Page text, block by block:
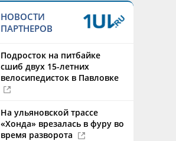
НОВОСТИ
ПАРТНЕРОВ
Подросток на питбайке
сшиб двух 15-летних
велосипедисток в Павловке
На ульяновской трассе
«Хонда» врезалась в фуру во
время разворота